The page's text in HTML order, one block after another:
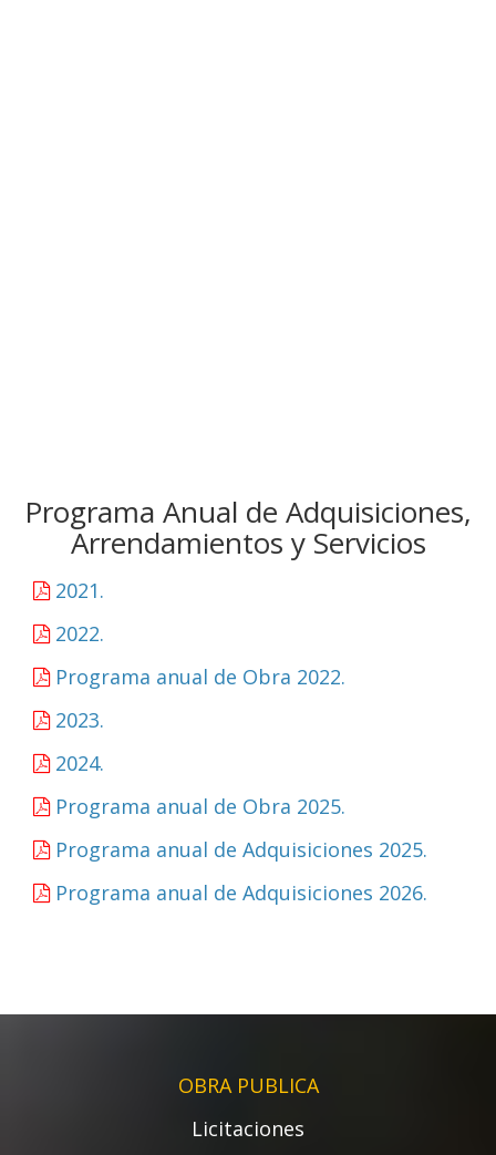
Programa Anual de Adquisiciones,
Arrendamientos y Servicios
2021.
2022.
Programa anual de Obra 2022.
2023.
2024.
Programa anual de Obra 2025.
Programa anual de Adquisiciones 2025.
Programa anual de Adquisiciones 2026.
OBRA PUBLICA
Licitaciones